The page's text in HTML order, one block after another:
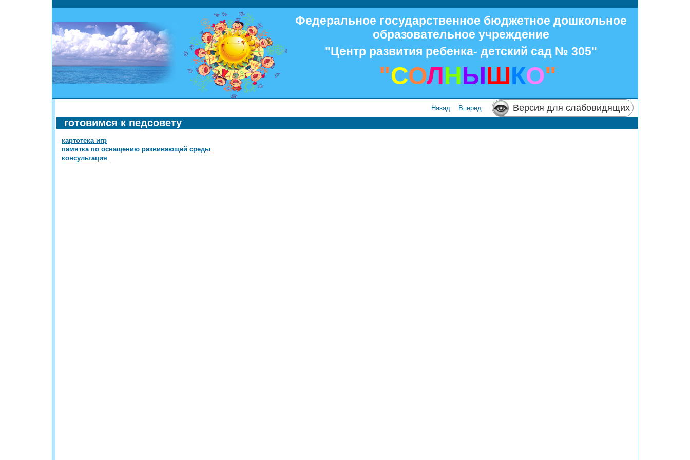
Федеральное государственное бюджетное дошкольное
образовательное учреждение
"Центр развития ребенка- детский сад № 305"
"СОЛНЫШКО"
Назад Вперед Версия для слабовидящих
готовимся к педсовету
картотека игр
памятка по оснащению развивающей среды
консультация